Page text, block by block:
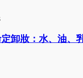
卸妝：水、油、